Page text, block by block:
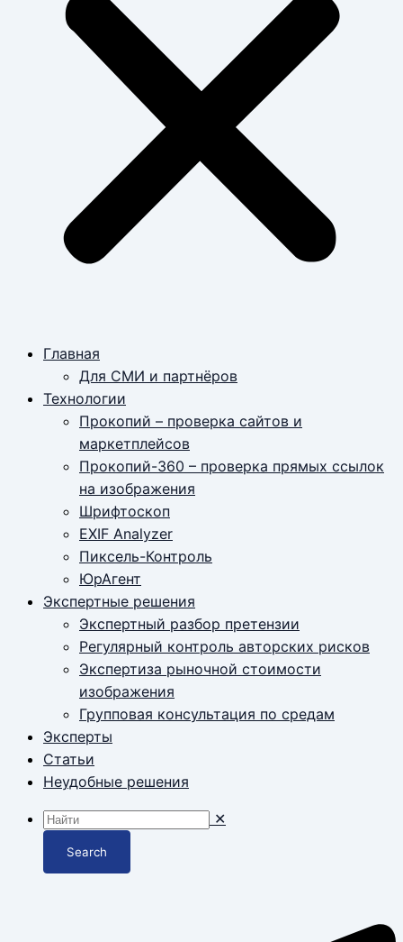
Главная
Для СМИ и партнёров
Технологии
Прокопий – проверка сайтов и
маркетплейсов
Прокопий-360 – проверка прямых ссылок
на изображения
Шрифтоскоп
EXIF Analyzer
Пиксель-Контроль
ЮрАгент
Экспертные решения
Экспертный разбор претензии
Регулярный контроль авторских рисков
Экспертиза рыночной стоимости
изображения
Групповая консультация по средам
Эксперты
Статьи
Неудобные решения
✕